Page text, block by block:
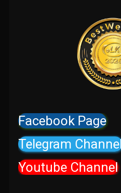
Facebook Page
Telegram
Youtube Channel